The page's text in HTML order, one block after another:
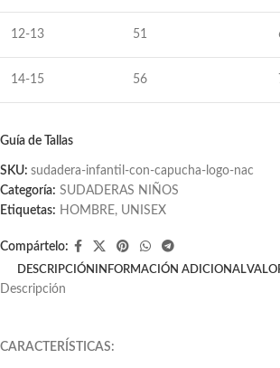
12-13 51
14-15 56
Guía de Tallas
SKU: sudadera-infantil-con-capucha-logo-nac
Categoría: SUDADERAS NIÑOS
Etiquetas: HOMBRE, UNISEX
Compártelo:
DESCRIPCIÓN INFORMACIÓN ADICIONAL
Descripción
CARACTERÍSTICAS: